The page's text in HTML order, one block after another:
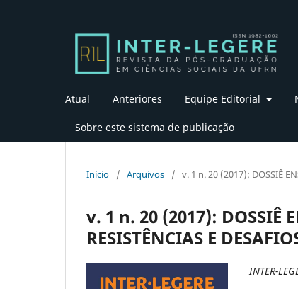
Atual Anteriores Equipe Editorial
Sobre este sistema de publicação
Início / Arquivos / v. 1 n. 20 (2017): DOSSIÊ
v. 1 n. 20 (2017): DOSSIÊ
RESISTÊNCIAS E
INTER-